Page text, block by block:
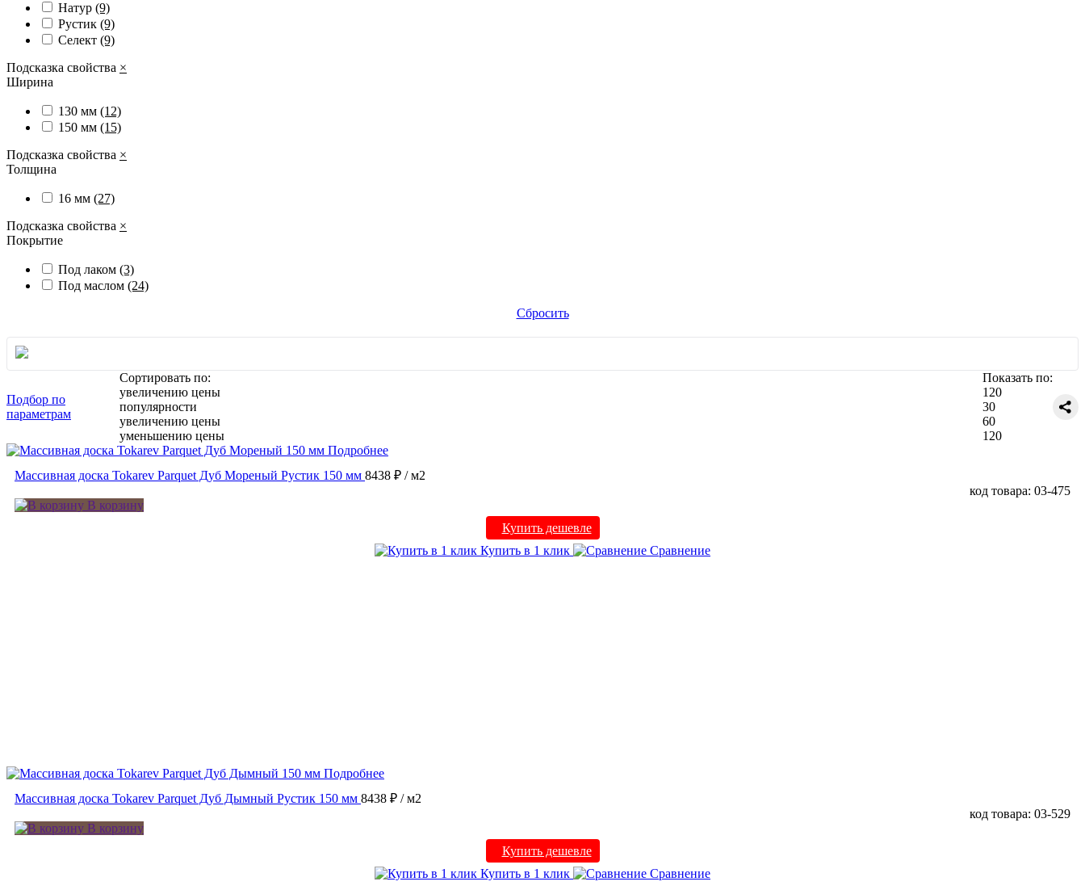
Натур (9)
Рустик (9)
Селект (9)
Подсказка свойства ×
Ширина
130 мм (12)
150 мм (15)
Подсказка свойства ×
Толщина
16 мм (27)
Подсказка свойства ×
Покрытие
Под лаком (3)
Под маслом (24)
Сбросить
Подбор по
параметрам
Сортировать по:
увеличению цены
популярности
увеличению цены
уменьшению цены
Показать по:
120
30
60
120
Подробнее
Массивная доска Tokarev Parquet Дуб Мореный Рустик 150 мм 8438 ₽ / м2
код товара: 03-475
В корзину
Купить дешевле
Купить в 1 клик
Сравнение
Подробнее
Массивная доска Tokarev Parquet Дуб Дымный Рустик 150 мм 8438 ₽ / м2
код товара: 03-529
В корзину
Купить дешевле
Купить в 1 клик
Сравнение